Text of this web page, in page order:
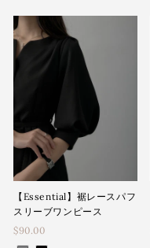
【Essential】裾レースパフ
スリーブワンピース
$90.00